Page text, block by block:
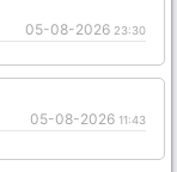
05-08-2026 23:30
05-08-2026 11:43